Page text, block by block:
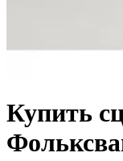
Купить